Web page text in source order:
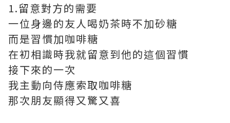
1.留意對方的需要
一位身邊的友人喝奶茶時不加砂糖
而是習慣加咖啡糖
在初相識時我就留意到他的這個習慣
接下來的一次
我主動向侍應索取咖啡糖
那次朋友顯得又驚又喜